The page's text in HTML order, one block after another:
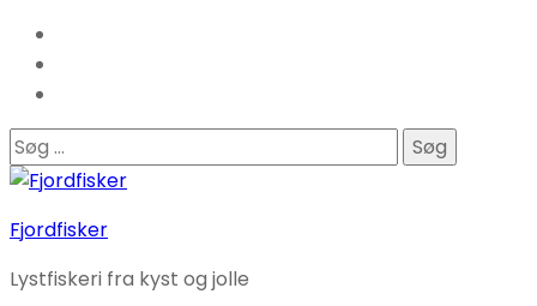
Søg
efter:
Fjordfisker
Lystfiskeri fra kyst og jolle